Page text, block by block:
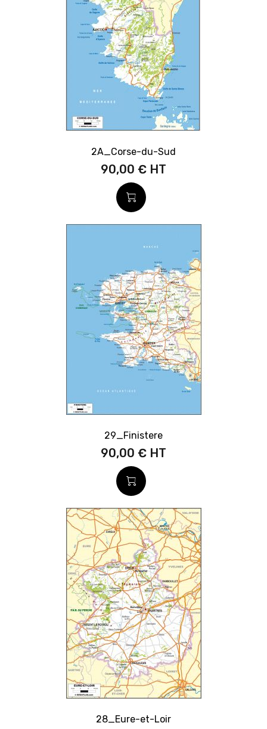
2A_Corse-du-Sud
90,00 €
29_Finistere
90,00 €
28_Eure-et-Loir